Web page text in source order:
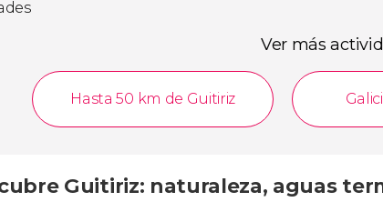
Ver más
Hasta 50 km de Guitiriz
Guitiriz: naturaleza, aguas